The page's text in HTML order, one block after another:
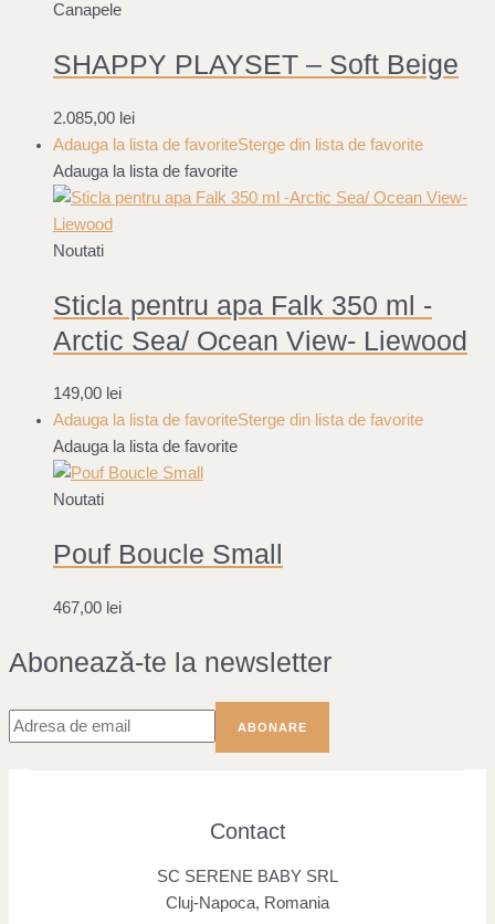
Canapele
SHAPPY PLAYSET – Soft Beige
2.085,00 lei
Adauga la lista de favoriteSterge din lista de favorite
Adauga la lista de favorite
Noutati
Sticla pentru apa Falk 350 ml -
Arctic Sea/ Ocean View- Liewood
149,00 lei
Adauga la lista de favoriteSterge din lista de favorite
Adauga la lista de favorite
Noutati
Pouf Boucle Small
467,00 lei
Abonează-te la newsletter
Contact
SC SERENE BABY SRL
Cluj-Napoca, Romania